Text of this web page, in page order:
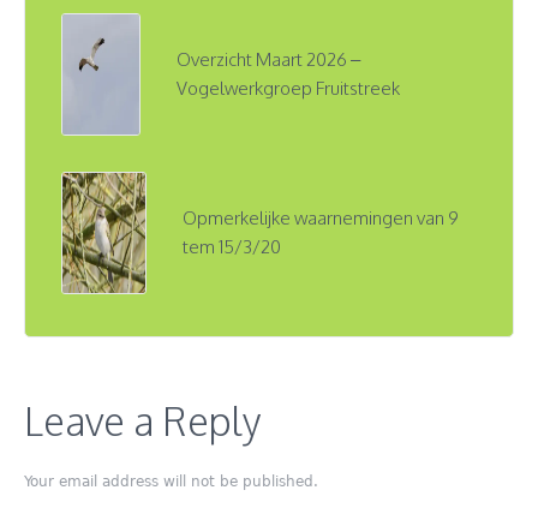
Overzicht Maart 2026 –
Vogelwerkgroep Fruitstreek
Opmerkelijke waarnemingen van 9
tem 15/3/20
Leave a Reply
Your email address will not be published.